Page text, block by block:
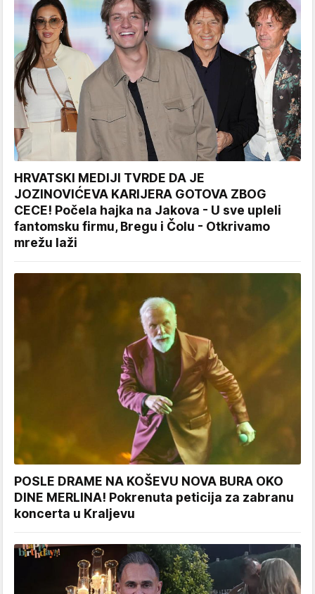
HRVATSKI MEDIJI TVRDE DA JE
JOZINOVIĆEVA KARIJERA GOTOVA ZBOG
CECE! Počela hajka na Jakova - U sve upleli
fantomsku firmu, Bregu i Čolu - Otkrivamo
mrežu laži
POSLE DRAME NA KOŠEVU NOVA BURA OKO
DINE MERLINA! Pokrenuta peticija za zabranu
koncerta u Kraljevu